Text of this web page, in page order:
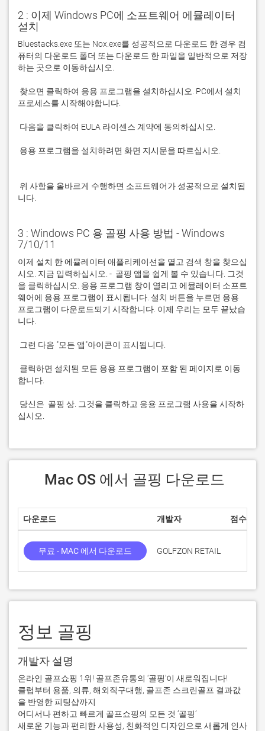
2 : 이제 Windows PC에 소프트웨어 에뮬레이터
설치
Bluestacks.exe 또는 Nox.exe를 성공적으로 다운로드 한 경우 컴
퓨터의 다운로드 폴더 또는 다운로드 한 파일을 일반적으로 저장
니다.
3 : Windows PC 용 골핑 사용 방법 - Windows
7/10/11
이제 설치 한 에뮬레이터 애플리케이션을 열고 검색 창을 찾으십
시오. 지금 입력하십시오. -  골핑 앱을 쉽게 볼 수 있습니다. 그것
을 클릭하십시오. 응용 프로그램 창이 열리고 에뮬레이터 소프트
웨어에 응용 프로그램이 표시됩니다. 설치 버튼을 누르면 응용
프로그램이 다운로드되기 시작합니다. 이제 우리는 모두 끝났습
십시오.
Mac OS 에서 골핑 다운로드
다운로드 개발자 점수
무료 - MAC 에서 다운로드 GOLFZON RETAIL
정보 골핑
개발자 설명
온라인 골프쇼핑 1위! 골프존유통의 ‘골핑’이 새로워집니다!
클럽부터 용품, 의류, 해외직구대행, 골프존 스크린골프 결과값
을 반영한 피팅샵까지
어디서나 편하고 빠르게 골프쇼핑의 모든 것 ‘골핑’
새로운 기능과 편리한 사용성, 친화적인 디자인으로 새롭게 인사